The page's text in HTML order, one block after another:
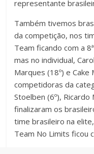
representante
Também tivemos
da competição, nos
Team ficando com a
mas no individual,
Marques (18º) e
competidoras da
Stoelben (6º), Ricardo
finalizaram os
time brasileiro na
Team No Limits ficou